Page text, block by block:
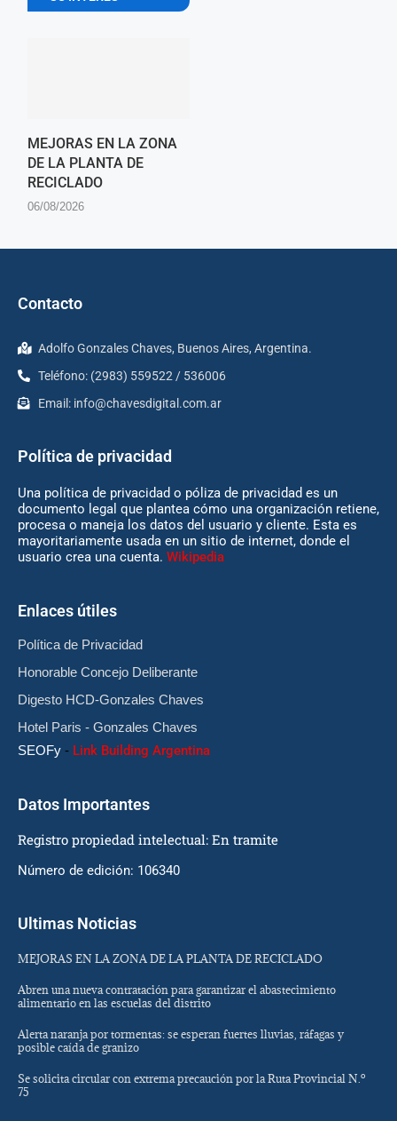
MEJORAS EN LA ZONA
DE LA PLANTA DE
RECICLADO
06/08/2026
Contacto
Adolfo Gonzales Chaves, Buenos Aires, Argentina.
Teléfono: (2983) 559522 / 536006
Email: info@chavesdigital.com.ar
Política de privacidad
Una política de privacidad o póliza de privacidad es un
documento legal que plantea cómo una organización retiene,
procesa o maneja los datos del usuario y cliente. Esta es
mayoritariamente usada en un sitio de internet, donde el
usuario crea una cuenta. Wikipedia
Enlaces útiles
Política de Privacidad
Honorable Concejo Deliberante
Digesto HCD-Gonzales Chaves
Hotel Paris - Gonzales Chaves
SEOFy - Link Building Argentina
Datos Importantes
Registro propiedad intelectual: En tramite
Número de edición: 106340
Ultimas Noticias
MEJORAS EN LA ZONA DE LA PLANTA DE RECICLADO
Abren una nueva contratación para garantizar el abastecimiento
alimentario en las escuelas del distrito
Alerta naranja por tormentas: se esperan fuertes lluvias, ráfagas y
posible caída de granizo
Se solicita circular con extrema precaución por la Ruta Provincial N.º
75